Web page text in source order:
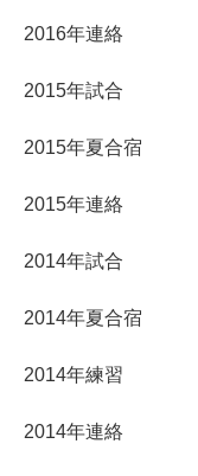
2016年連絡
2015年試合
2015年夏合宿
2015年連絡
2014年試合
2014年夏合宿
2014年練習
2014年連絡